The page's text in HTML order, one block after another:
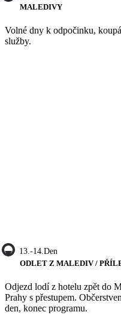
MALEDIVY
Volné dny k odpočinku,
služby.
13.-14.den
ODLET Z MALEDIV /
Odjezd lodí z hotelu zpět do
Prahy s přestupem.
den, konec programu.